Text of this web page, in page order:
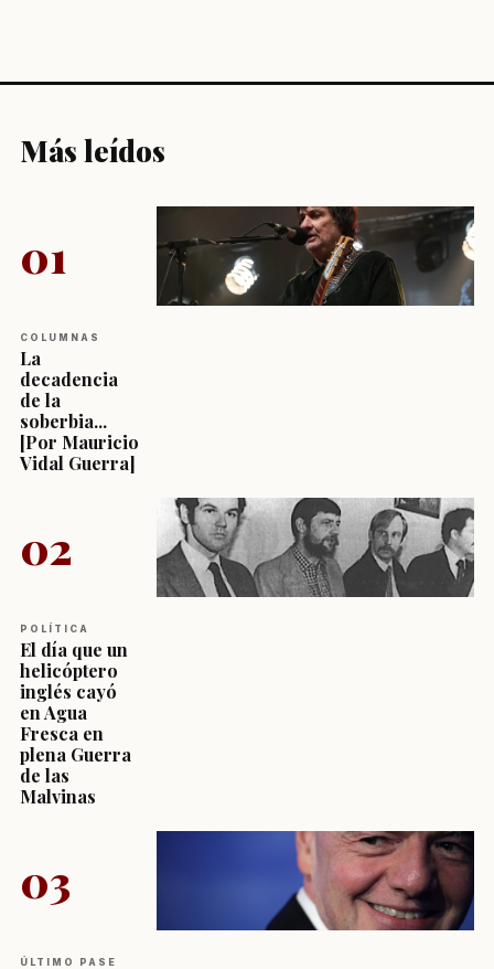
Más leídos
01
COLUMNAS
La
decadencia
de la
soberbia...
[Por Mauricio
Vidal Guerra]
02
POLÍTICA
El día que un
helicóptero
inglés cayó
en Agua
Fresca en
plena Guerra
de las
Malvinas
03
ÚLTIMO PASE